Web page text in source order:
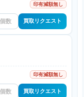
印有減額無し
買取リクエスト
印有減額無し
買取リクエスト